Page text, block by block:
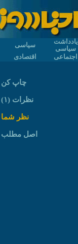
یادداشت
سیاسی
سیاسی
اجتماعی
اقتصادی
چاپ کن
نظرات (۱)
نظر شما
اصل مطلب